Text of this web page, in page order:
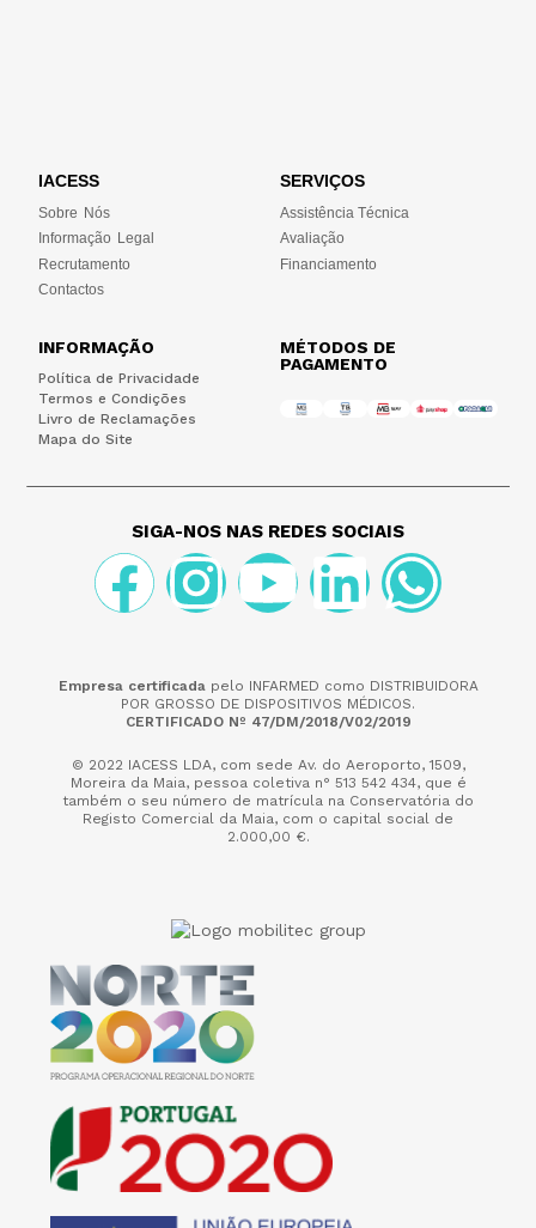
IACESS
Sobre Nós
Informação Legal
Recrutamento
Contactos
SERVIÇOS
Assistência Técnica
Avaliação
Financiamento
INFORMAÇÃO
Política de Privacidade
Termos e Condições
Livro de Reclamações
Mapa do Site
MÉTODOS DE
PAGAMENTO
SIGA-NOS NAS REDES SOCIAIS
Empresa certificadapelo INFARMED como DISTRIBUIDORA
POR GROSSO DE DISPOSITIVOS MÉDICOS.
CERTIFICADO Nº 47/DM/2018/V02/2019
© 2022 IACESS LDA, com sede Av. do Aeroporto, 1509,
Moreira da Maia, pessoa coletiva n° 513 542 434, que é
também o seu número de matrícula na Conservatória do
Registo Comercial da Maia, com o capital social de
2.000,00 €.